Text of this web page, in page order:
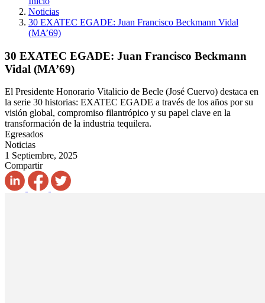
Noticias
30 EXATEC EGADE: Juan Francisco Beckmann Vidal
(MA’69)
30 EXATEC EGADE: Juan Francisco Beckmann
Vidal (MA’69)
El Presidente Honorario Vitalicio de Becle (José Cuervo) destaca en
la serie 30 historias: EXATEC EGADE a través de los años por su
visión global, compromiso filantrópico y su papel clave en la
transformación de la industria tequilera.
Egresados
Noticias
1 Septiembre, 2025
Compartir